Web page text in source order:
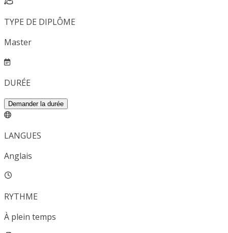
TYPE DE DIPLÔME
Master
DURÉE
Demander la durée
LANGUES
Anglais
RYTHME
À plein temps